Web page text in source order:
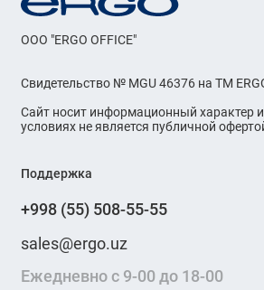
OOO "ERGO OFFICE"
Свидетельство № MGU 46376 на ТМ
Сайт носит информационный характер
условиях не является публичной
Поддержка
+998 (55) 508-55-55
sales@ergo.uz
Ежедневно с 9-00 до 18-00